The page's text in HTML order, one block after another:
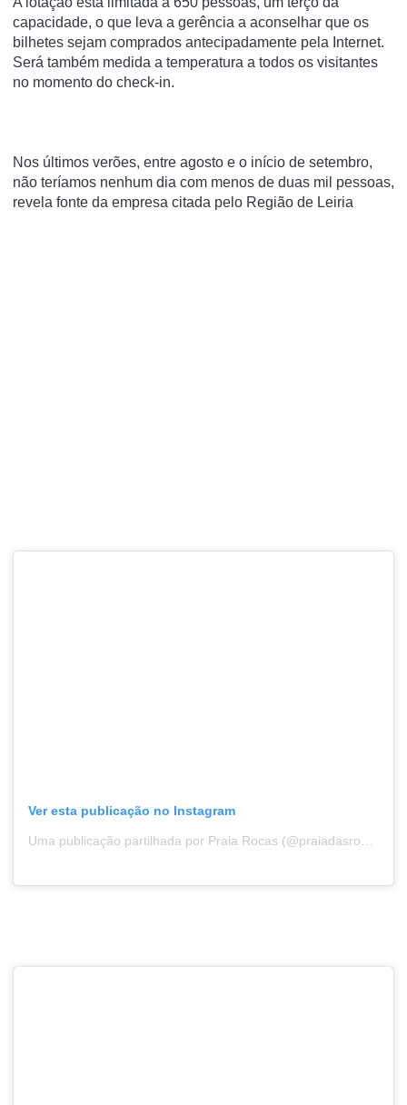
capacidade, o que leva a gerência a aconselhar que os
bilhetes sejam comprados antecipadamente pela Internet.
Será também medida a temperatura a todos os visitantes
no momento do check-in.
Nos últimos verões, entre agosto e o início de setembro,
não teríamos nenhum dia com menos de duas mil pessoas,
revela fonte da empresa citada pelo Região de Leiria
Ver esta publicação no Instagram
Uma publicação partilhada por Praia Rocas (@praiadasrocas)